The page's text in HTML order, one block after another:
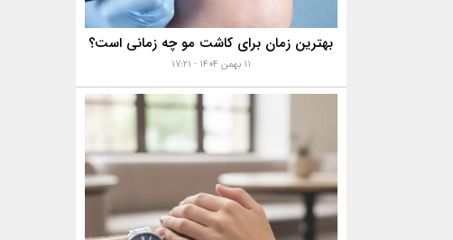
بهترین زمان برای کاشت مو چه زمانی است؟
۱۱ بهمن ۱۴۰۴ - ۱۷:۲۱